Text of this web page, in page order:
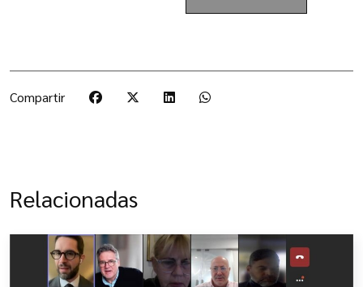
Compartir
Relacionadas